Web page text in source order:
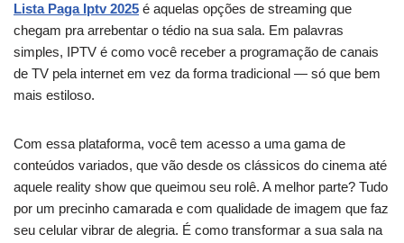
Lista Paga Iptv 2025 é aquelas opções de streaming que
chegam pra arrebentar o tédio na sua sala. Em palavras
simples, IPTV é como você receber a programação de canais
de TV pela internet em vez da forma tradicional — só que bem
mais estiloso.
Com essa plataforma, você tem acesso a uma gama de
conteúdos variados, que vão desde os clássicos do cinema até
aquele reality show que queimou seu rolê. A melhor parte? Tudo
por um precinho camarada e com qualidade de imagem que faz
seu celular vibrar de alegria. É como transformar a sua sala na